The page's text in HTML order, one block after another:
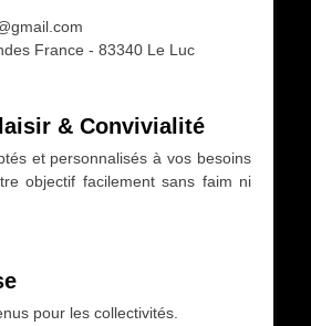
France - 83340 Le Luc
& Convivialité
et personnalisés à vos besoins
objectif facilement sans faim ni
pour les collectivités.